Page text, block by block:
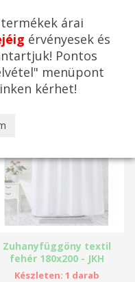
Megjelenítés:
Zuhanyfüggöny textil
fehér 180x200 - JKH
Készleten: 1 darab
árai
érvényesek és
Pontos
menüpont
kérhet!